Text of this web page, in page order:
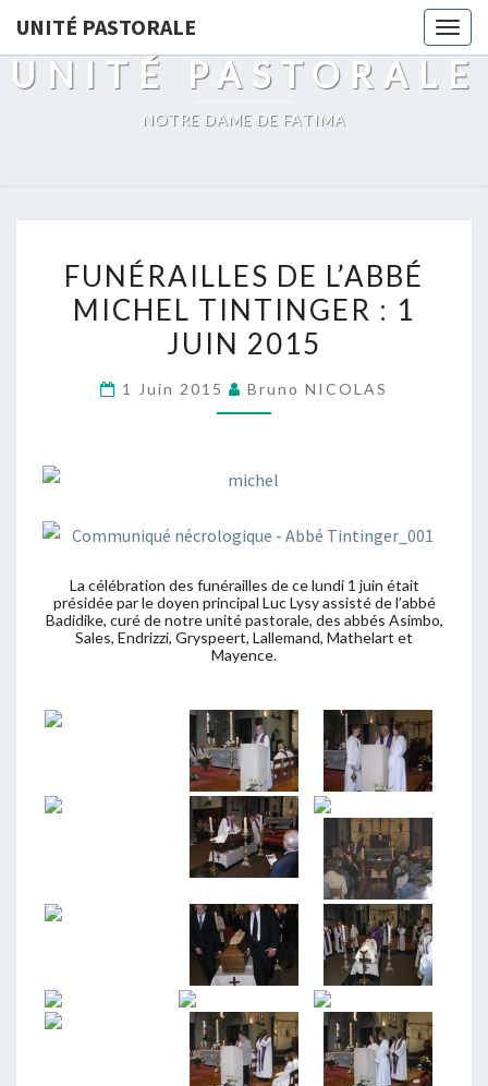
UNITÉ PASTORALE
UNITÉ PASTORALE
NOTRE DAME DE FATIMA
DE
L’ABBÉ
MICHEL
:
2015
FUNÉRAILLES DE L’ABBÉ
MICHEL TINTINGER : 1
JUIN 2015
1 Juin 2015 Bruno NICOLAS
La célébration des funérailles de ce lundi 1 juin était
présidée par le doyen principal Luc Lysy assisté de l’abbé
Badidike, curé de notre unité pastorale, des abbés Asimbo,
Sales, Endrizzi, Gryspeert, Lallemand, Mathelart et
Mayence.